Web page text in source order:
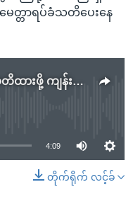
တ္တာရပ်ခံသတိပေးနေ
ရွေးကောက်ပွဲအလွန် ကပ်ရောဂါသတိထားဖို့ ကျန်းမာရေးဝန်ထမ်းတွေ တိုက်တွန်း
available
4:09
တိုက်ရိုက် လင့်ခ်